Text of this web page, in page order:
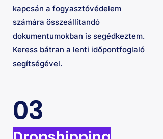
kapcsán a fogyasztóvédelem
számára összeállítandó
dokumentumokban is segédkeztem.
Keress bátran a lenti időpontfoglaló
segítségével.
03